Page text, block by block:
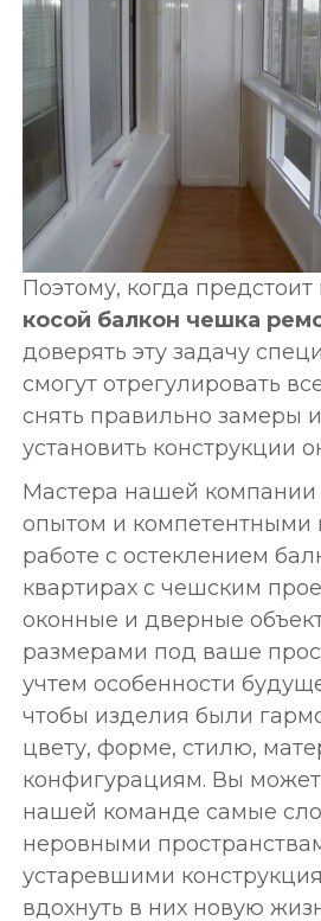
Поэтому, когда
косой балкон чешка
доверять эту задачу
смогут отрегулировать
снять правильно замеры
установить конструкции
Мастера нашей
опытом и компетентными
работе с остеклением
квартирах с чешским
оконные и дверные
размерами под ваше
учтем особенности
чтобы изделия были
цвету, форме, стилю,
конфигурациям. Вы
нашей команде самые
неровными
устаревшими
вдохнуть в них новую